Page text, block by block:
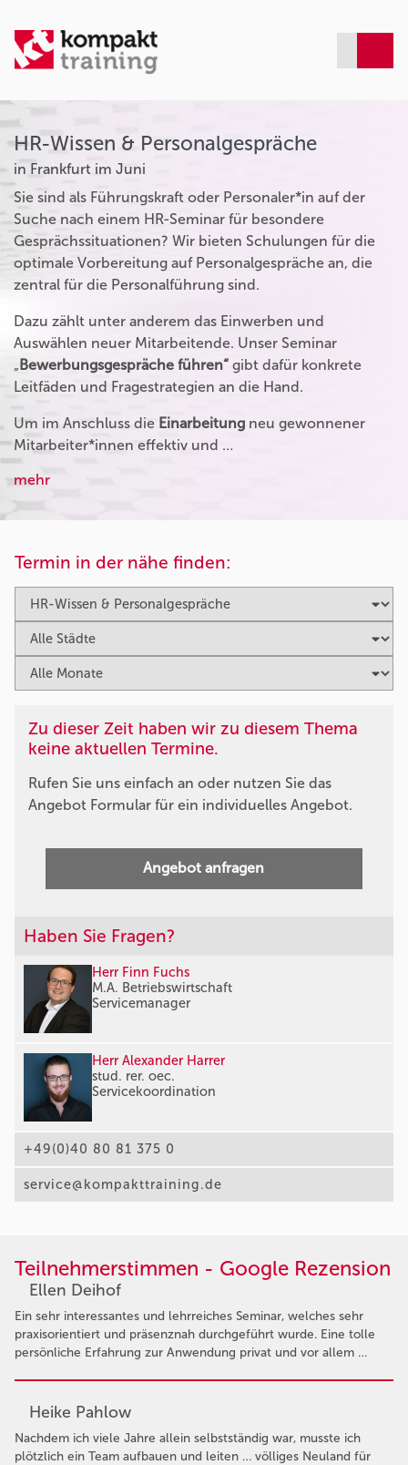
HR-Wissen & Personalgespräche
in Frankfurt im Juni
Sie sind als Führungskraft oder Personaler*in auf der
Suche nach einem HR-Seminar für besondere
Gesprächssituationen? Wir bieten Schulungen für die
optimale Vorbereitung auf Personalgespräche an, die
zentral für die Personalführung sind.
Dazu zählt unter anderem das Einwerben und
Auswählen neuer Mitarbeitende. Unser Seminar
„Bewerbungsgespräche führen“ gibt dafür konkrete
Leitfäden und Fragestrategien an die Hand.
Um im Anschluss die Einarbeitung neu gewonnener
Mitarbeiter*innen effektiv und …
mehr
Termin in der nähe finden:
Zu dieser Zeit haben wir zu diesem Thema
keine aktuellen Termine.
Rufen Sie uns einfach an oder nutzen Sie das
Angebot Formular für ein individuelles Angebot.
Angebot anfragen
Haben Sie Fragen?
Herr Finn Fuchs
M.A. Betriebswirtschaft
Servicemanager
Herr Alexander Harrer
stud. rer. oec.
Servicekoordination
+49(0)40 80 81 375 0
service@kompakttraining.de
Teilnehmerstimmen - Google Rezension
Ellen Deihof
Ein sehr interessantes und lehrreiches Seminar, welches sehr
praxisorientiert und präsenznah durchgeführt wurde. Eine tolle
persönliche Erfahrung zur Anwendung privat und vor allem …
Heike Pahlow
Nachdem ich viele Jahre allein selbstständig war, musste ich
plötzlich ein Team aufbauen und leiten … völliges Neuland für